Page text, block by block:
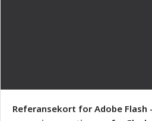
Referansekort for Adobe Flash